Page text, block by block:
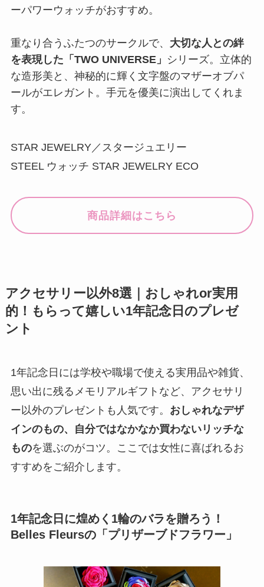
ーパワーウォッチがおすすめ。
重なり合うふたつのサークルで、 大切な人との絆
を表現した「TWO UNIVERSE」 シリーズ。立体的
な造形美と、神秘的に輝く文字盤のマザーオブパ
ールがエレガント。手元を優美に演出してくれま
す。
STAR JEWELRY／スタージュエリー
STEEL ウォッチ STAR JEWELRY ECO
商品詳細はこちら
アクセサリー以外8選｜おしゃれor実用
的！もらって嬉しい1年記念日のプレゼ
ント
1年記念日には学校や職場で使える実用品や雑貨、
思い出に残るメモリアルギフトなど、アクセサリ
ー以外のプレゼントも人気です。 おしゃれなデザ
インのもの、自分ではなかなか買わないリッチな
ものを選ぶのがコツ。ここでは女性に喜ばれるお
すすめをご紹介します。
1年記念日に煌めく1輪のバラを贈ろう！
Belles Fleursの「プリザーブドフラワー」